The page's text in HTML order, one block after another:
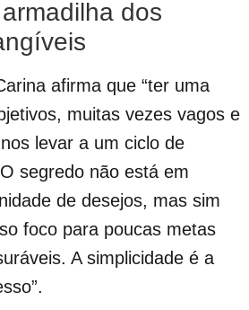
dos
afirma que “ter uma
muitas vezes vagos e
levar a um ciclo de
segredo não está em
de desejos, mas sim
foco para poucas metas
A simplicidade é a